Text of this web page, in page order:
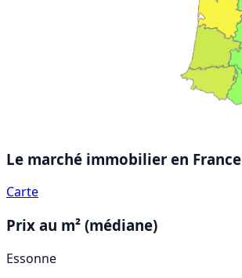
Le marché immobilier en France
Carte
Prix au m² (médiane)
Essonne